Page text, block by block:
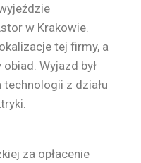
w Krakowie.
tej firmy, a
Wyjazd był
z działu
za opłacenie